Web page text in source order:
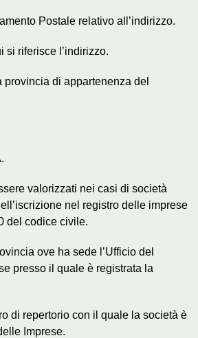
Postale relativo all’indirizzo.
si riferisce l’indirizzo.
di appartenenza del
valorizzati nei casi di società
nel registro delle imprese
del codice civile.
ove ha sede l’Ufficio del
presso il quale è registrata la
di repertorio con il quale la società è
Imprese.